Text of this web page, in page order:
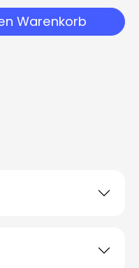
den
Warenkorb